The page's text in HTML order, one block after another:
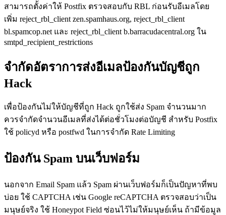
สามารถตั้งค่าให้ Postfix ตรวจสอบกับ RBL ก่อนรับอีเมลโดย
เพิ่ม reject_rbl_client zen.spamhaus.org, reject_rbl_client
bl.spamcop.net และ reject_rbl_client b.barracudacentral.org ใน
smtpd_recipient_restrictions
จำกัดอัตราการส่งอีเมลป้องกันบัญชีถูก
Hack
เพื่อป้องกันไม่ให้บัญชีที่ถูก Hack ถูกใช้ส่ง Spam จำนวนมาก
ควรจำกัดจำนวนอีเมลที่ส่งได้ต่อชั่วโมงต่อบัญชี สำหรับ Postfix
ใช้ policyd หรือ postfwd ในการจำกัด Rate Limiting
ป้องกัน Spam บนเว็บฟอร์ม
นอกจาก Email Spam แล้ว Spam ผ่านเว็บฟอร์มก็เป็นปัญหาที่พบ
บ่อย ใช้ CAPTCHA เช่น Google reCAPTCHA ตรวจสอบว่าเป็น
มนุษย์จริง ใช้ Honeypot Field ซ่อนไว้ไม่ให้มนุษย์เห็น ถ้ามีข้อมูล